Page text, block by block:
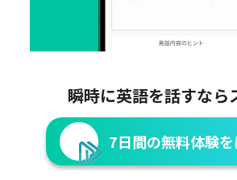
瞬時に英語を話すなら
7日間の無料体験